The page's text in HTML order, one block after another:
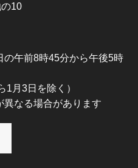
10
の午前8時45分から午後5時
1月3日を除く）
なる場合があります